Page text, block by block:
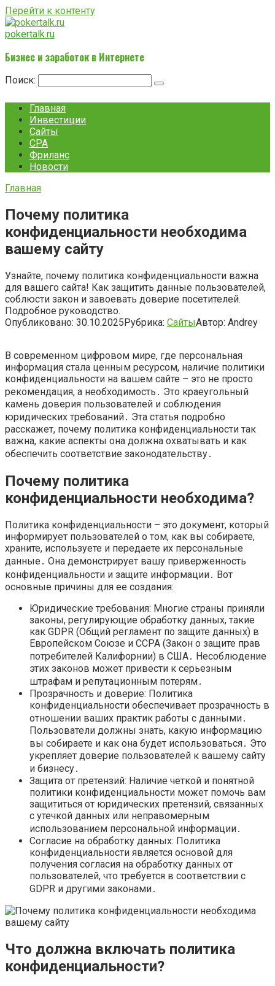
Перейти к контенту
pokertalk.ru
Бизнес и заработок в Интернете
Поиск:
Главная
Инвестиции
Сайты
CPA
Фриланс
Новости
Главная
Почему политика
конфиденциальности необходима
вашему сайту
Узнайте, почему политика конфиденциальности важна
для вашего сайта! Как защитить данные пользователей,
соблюсти закон и завоевать доверие посетителей.
Подробное руководство.
Опубликовано: 30.10.2025Рубрика: СайтыАвтор: Andrey
В современном цифровом мире, где персональная
информация стала ценным ресурсом, наличие политики
конфиденциальности на вашем сайте – это не просто
рекомендация, а необходимость․ Это краеугольный
камень доверия пользователей и соблюдения
юридических требований․ Эта статья подробно
расскажет, почему политика конфиденциальности так
важна, какие аспекты она должна охватывать и как
обеспечить соответствие законодательству․
Почему политика
конфиденциальности необходима?
Политика конфиденциальности – это документ, который
информирует пользователей о том, как вы собираете,
храните, используете и передаете их персональные
данные․ Она демонстрирует вашу приверженность
конфиденциальности и защите информации․ Вот
основные причины для ее создания:
Юридические требования: Многие страны приняли
законы, регулирующие обработку данных, такие
как GDPR (Общий регламент по защите данных) в
Европейском Союзе и CCPA (Закон о защите прав
потребителей Калифорнии) в США․ Несоблюдение
этих законов может привести к серьезным
штрафам и репутационным потерям․
Прозрачность и доверие: Политика
конфиденциальности обеспечивает прозрачность в
отношении ваших практик работы с данными․
Пользователи должны знать, какую информацию
вы собираете и как она будет использоваться․ Это
укрепляет доверие пользователей к вашему сайту
и бизнесу․
Защита от претензий: Наличие четкой и понятной
политики конфиденциальности может помочь вам
защититься от юридических претензий, связанных
с утечкой данных или неправомерным
использованием персональной информации․
Согласие на обработку данных: Политика
конфиденциальности является основой для
получения согласия на обработку данных от
пользователей, что требуется в соответствии с
GDPR и другими законами․
Что должна включать политика
конфиденциальности?